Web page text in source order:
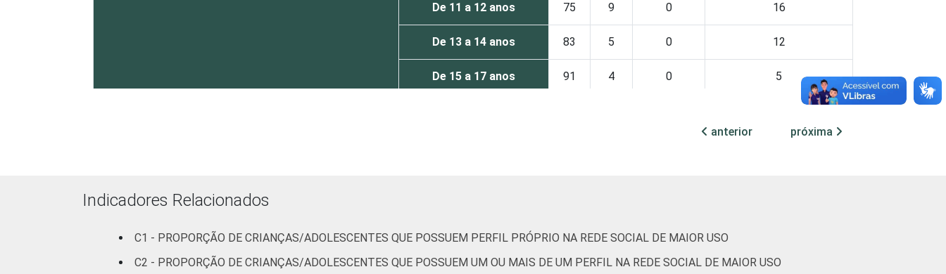
De 11 a 12 anos 75 9 0 16
De 13 a 14 anos 83 5 0 12
De 15 a 17 anos 91 4 0 5
CLASSE SOCIAL
anterior próxima
Indicadores Relacionados
C1 - PROPORÇÃO DE CRIANÇAS/ADOLESCENTES QUE POSSUEM PERFIL PRÓPRIO NA REDE SOCIAL DE MAIOR USO
C2 - PROPORÇÃO DE CRIANÇAS/ADOLESCENTES QUE POSSUEM UM OU MAIS DE UM PERFIL NA REDE SOCIAL DE MAIOR USO